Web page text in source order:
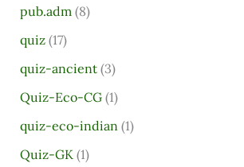
pub.adm (8)
quiz(17)
quiz-ancient(3)
Quiz-Eco-CG(1)
quiz-eco-indian (1)
Quiz-GK (1)